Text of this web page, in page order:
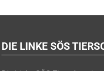
DIE LINKE SÖS